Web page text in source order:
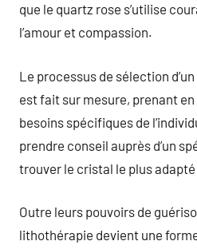
que le quartz rose s’utilise
l’amour et compassion.
Le processus de sélection
est fait sur mesure, prenant
besoins spécifiques de
prendre conseil auprès d’un
trouver le cristal le plus
Outre leurs pouvoirs de
lithothérapie devient une